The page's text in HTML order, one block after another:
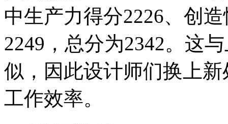
中生产力得分2226、创
2249，总分为2342。这
似，因此设计师们换上
工作效率。